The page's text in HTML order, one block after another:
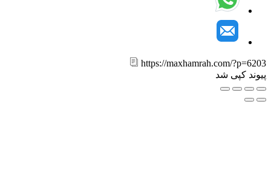
https://maxhamrah.com/
کپی شد